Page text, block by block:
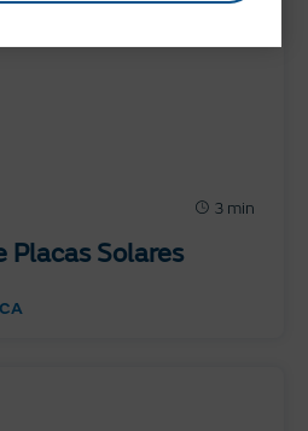
3 min
Placas Solares